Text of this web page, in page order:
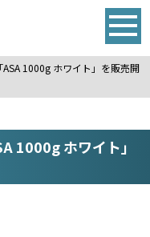
ASA 1000g ホワイト」を販売開
1000g ホワイト」